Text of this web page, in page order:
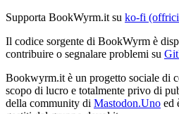
Supporta BookWyrm.it su ko-fi
Il codice sorgente di BookWyrm è
contribuire o segnalare problemi su
Bookwyrm.it è un progetto sociale di
scopo di lucro e totalmente privo di
della community di Mastodon.Uno ed